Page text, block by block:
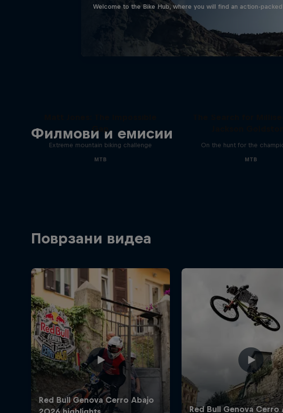
Welcome to the Bike Hub, where you will find an action-
Филмови и емисии
Gap
Extreme mountain biking challenge
MTB
On the hunt for the
MTB
Поврзани видеа